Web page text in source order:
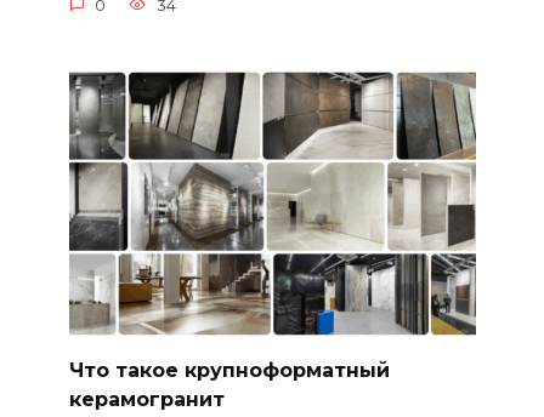
0 34
Что такое крупноформатный
керамогранит